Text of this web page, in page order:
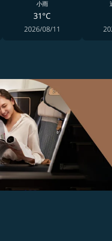
小雨
31°C
2026/08/11